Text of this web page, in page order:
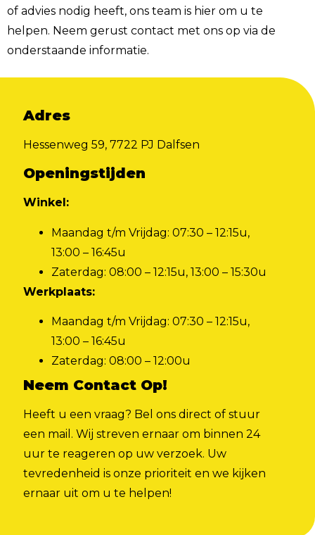
of advies nodig heeft, ons team is hier om u te
helpen. Neem gerust contact met ons op via de
onderstaande informatie.
Adres
Hessenweg 59, 7722 PJ Dalfsen
Openingstijden
Winkel:
Maandag t/m Vrijdag: 07:30 – 12:15u,
13:00 – 16:45u
Zaterdag: 08:00 – 12:15u, 13:00 – 15:30u
Werkplaats:
Maandag t/m Vrijdag: 07:30 – 12:15u,
13:00 – 16:45u
Zaterdag: 08:00 – 12:00u
Neem Contact Op!
Heeft u een vraag? Bel ons direct of stuur
een mail. Wij streven ernaar om binnen 24
uur te reageren op uw verzoek. Uw
tevredenheid is onze prioriteit en we kijken
ernaar uit om u te helpen!